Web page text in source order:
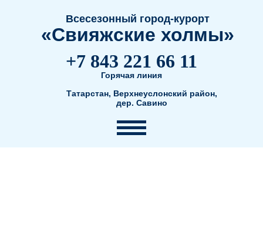
Всесезонный город-курорт
«Свияжские холмы»
+7 843 221 66 11
Горячая линия
Татарстан, Верхнеуслонский район,
дер. Савино